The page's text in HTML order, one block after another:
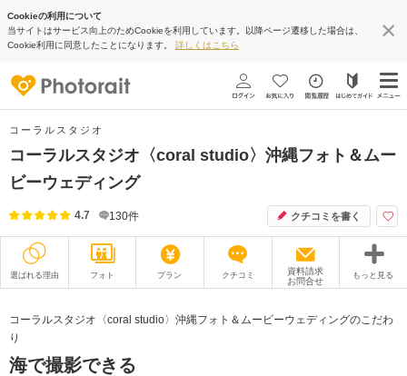
Cookieの利用について
当サイトはサービス向上のためCookieを利用しています。以降ページ遷移した場合は、
Cookie利用に同意したことになります。 詳しくはこちら
コーラルスタジオ
コーラルスタジオ〈coral studio〉沖縄フォト＆ムー
ビーウェディング
4.7 130件 クチコミを書く
選ばれる理由 フォト プラン クチコミ
資料請求
お問合せ
もっと見る
コーラルスタジオ〈coral studio〉沖縄フォト＆ムービーウェディングのこだわ
り
海で撮影できる